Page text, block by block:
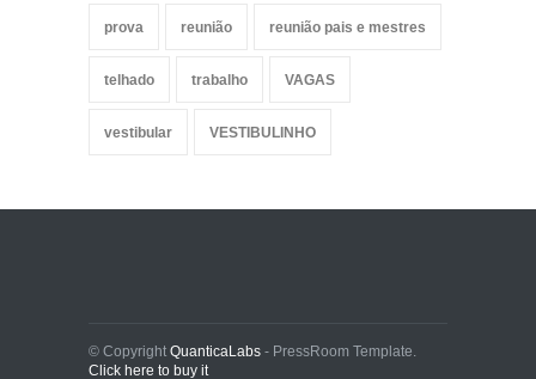
prova reunião reunião pais e mestres
telhado trabalho VAGAS
vestibular VESTIBULINHO
© Copyright QuanticaLabs - PressRoom Template.
Click here to buy it